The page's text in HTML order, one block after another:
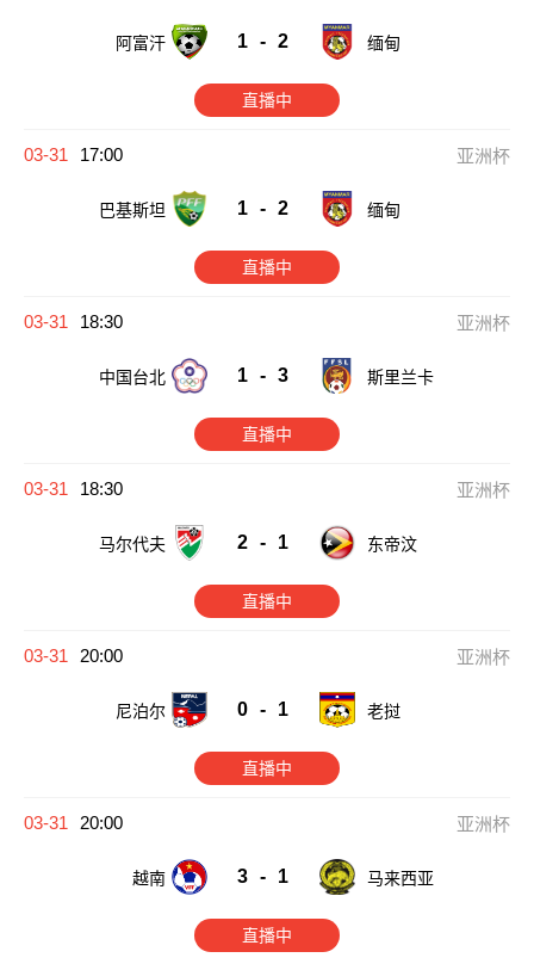
阿富汗 1 - 2 缅甸
直播中
03-31 17:00 亚洲杯
巴基斯坦 1 - 2 缅甸
直播中
03-31 18:30 亚洲杯
中国台北 1 - 3 斯里兰卡
直播中
03-31 18:30 亚洲杯
马尔代夫 2 - 1 东帝汶
直播中
03-31 20:00 亚洲杯
尼泊尔 0 - 1 老挝
直播中
03-31 20:00 亚洲杯
越南 3 - 1 马来西亚
直播中